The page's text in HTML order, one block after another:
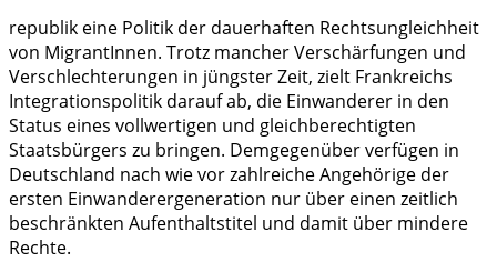
republik eine Politik der dauerhaften Rechtsungleichheit
von MigrantInnen. Trotz mancher Verschärfungen und
Verschlechterungen in jüngster Zeit, zielt Frankreichs
Integrationspolitik darauf ab, die Einwanderer in den
Status eines vollwertigen und gleichberechtigten
Staatsbürgers zu bringen. Demgegenüber verfügen in
Deutschland nach wie vor zahlreiche Angehörige der
ersten Einwanderergeneration nur über einen zeitlich
beschränkten Aufenthaltstitel und damit über mindere
Rechte.